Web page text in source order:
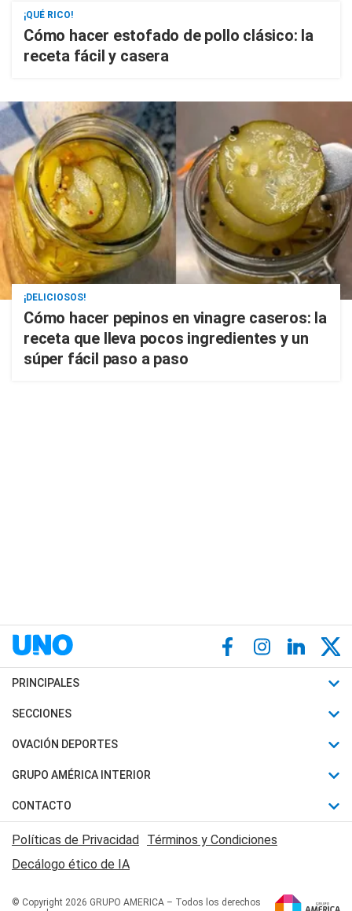
¡QUÉ RICO!
Cómo hacer estofado de pollo clásico: la
receta fácil y casera
¡DELICIOSOS!
Cómo hacer pepinos en vinagre caseros: la
receta que lleva pocos ingredientes y un
súper fácil paso a paso
PRINCIPALES
Últimas Noticias
Política
Judiciales
Economia
SECCIONES
Horóscopo
Motores
Trucos caseros
Series y Películas
Edictos y Solicitadas
OVACIÓN DEPORTES
Fútbol
Mundial
Automovilismo
Rugby
Básquet
GRUPO AMÉRICA INTERIOR
Canal 7 en Vivo
San Juan 8
CONTACTO
Acerca de Nosotros
Contactanos
Políticas de Privacidad Términos y Condiciones
Decálogo ético de IA
© Copyright 2026 GRUPO AMERICA – Todos los derechos